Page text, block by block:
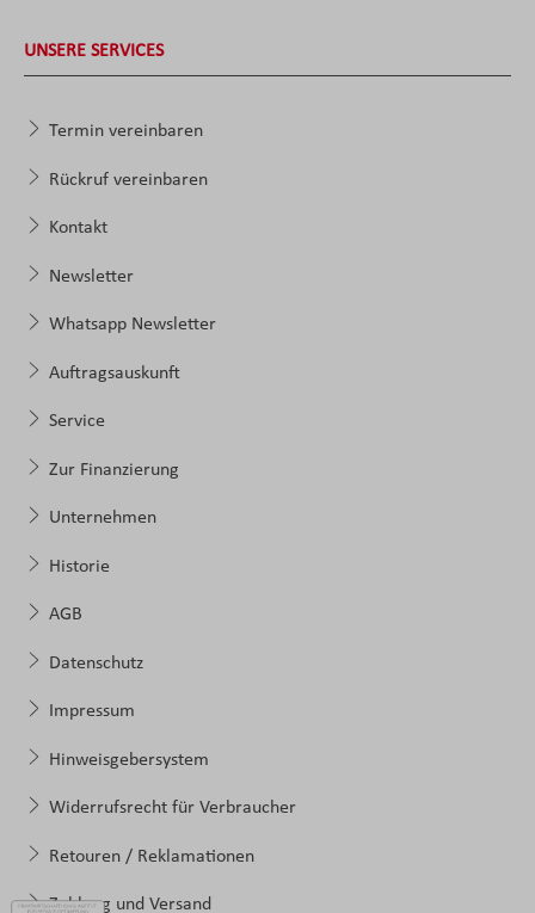
UNSERE SERVICES
Termin vereinbaren
Rückruf vereinbaren
Kontakt
Newsletter
Whatsapp Newsletter
Auftragsauskunft
Service
Zur Finanzierung
Unternehmen
Historie
AGB
Datenschutz
Impressum
Hinweisgebersystem
Widerrufsrecht für Verbraucher
Retouren / Reklamationen
Zahlung und Versand